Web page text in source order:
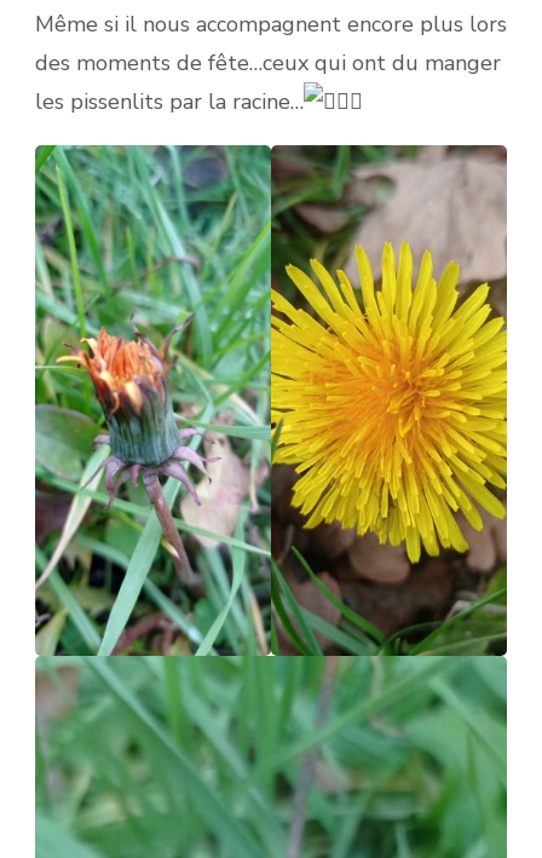
Même si il nous accompagnent encore plus lors
des moments de fête…ceux qui ont du manger
les pissenlits par la racine…